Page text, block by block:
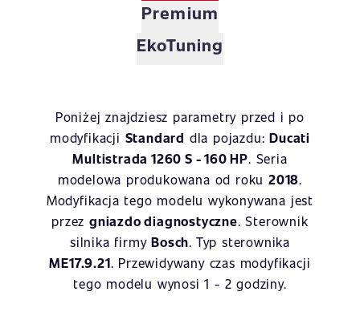
Premium
EkoTuning
Poniżej znajdziesz parametry przed i po
modyfikacji Standard dla pojazdu:Ducati
Multistrada 1260 S - 160 HP. Seria
modelowa produkowana od roku2018.
Modyfikacja tego modelu wykonywana jest
przezgniazdo diagnostyczne. Sterownik
silnika firmyBosch. Typ sterownika
ME17.9.21. Przewidywany czas modyfikacji
tego modelu wynosi 1 - 2 godziny.